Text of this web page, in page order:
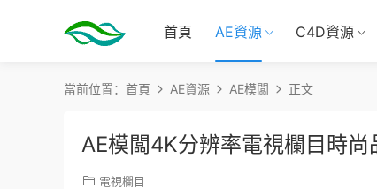
首頁 AE資源 C4D資源
當前位置： 首頁 AE資源 AE模闆 正文
AE模闆4K分辨率電視欄目時
電視欄目